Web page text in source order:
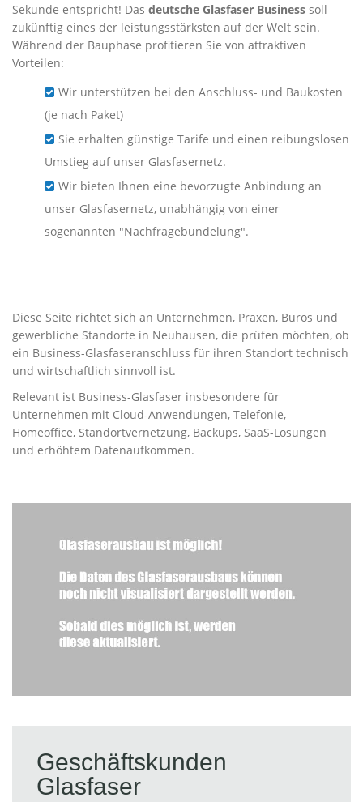
Sekunde entspricht! Das deutsche Glasfaser Business soll
zukünftig eines der leistungsstärksten auf der Welt sein.
Während der Bauphase profitieren Sie von attraktiven
Vorteilen:
Wir unterstützen bei den Anschluss- und Baukosten
(je nach Paket)
Sie erhalten günstige Tarife und einen reibungslosen
Umstieg auf unser Glasfasernetz.
Wir bieten Ihnen eine bevorzugte Anbindung an
unser Glasfasernetz, unabhängig von einer
sogenannten "Nachfragebündelung".
Diese Seite richtet sich an Unternehmen, Praxen, Büros und
gewerbliche Standorte in Neuhausen, die prüfen möchten, ob
ein Business-Glasfaseranschluss für ihren Standort technisch
und wirtschaftlich sinnvoll ist.
Relevant ist Business-Glasfaser insbesondere für
Unternehmen mit Cloud-Anwendungen, Telefonie,
Homeoffice, Standortvernetzung, Backups, SaaS-Lösungen
und erhöhtem Datenaufkommen.
Geschäftskunden
Glasfaser